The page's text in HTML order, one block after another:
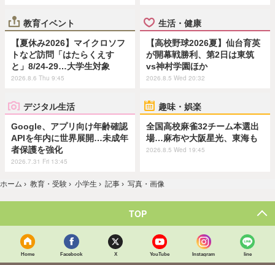
教育イベント
【夏休み2026】マイクロソフ
トなど訪問「はたらくえす
と」8/24-29…大学生対象
2026.8.6 Thu 9:45
生活・健康
【高校野球2026夏】仙台育英
が開幕戦勝利、第2日は東筑
vs神村学園ほか
2026.8.5 Wed 20:32
デジタル生活
Google、アプリ向け年齢確認
APIを年内に世界展開…未成年
者保護を強化
2026.7.31 Fri 13:45
趣味・娯楽
全国高校麻雀32チーム本選出
場…麻布や大阪星光、東海も
2026.8.5 Wed 19:45
ホーム › 教育・受験 › 小学生 › 記事 › 写真・画像
TOP
Home Facebook X YouTube Instagram line